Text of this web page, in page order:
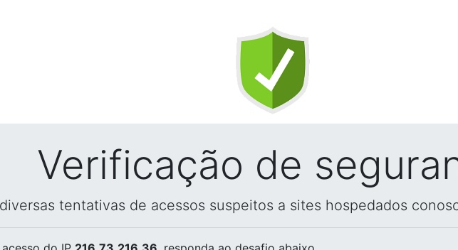
Verificação de
tentativas de acessos suspeitos a sites hospedados